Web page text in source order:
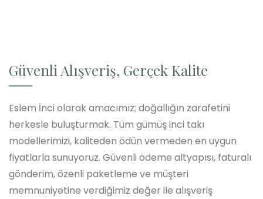
Güvenli Alışveriş, Gerçek Kalite
Eslem İnci olarak amacımız; doğallığın zarafetini
herkesle buluşturmak. Tüm gümüş inci takı
modellerimizi, kaliteden ödün vermeden en uygun
fiyatlarla sunuyoruz. Güvenli ödeme altyapısı, faturalı
gönderim, özenli paketleme ve müşteri
memnuniyetine verdiğimiz değer ile alışveriş